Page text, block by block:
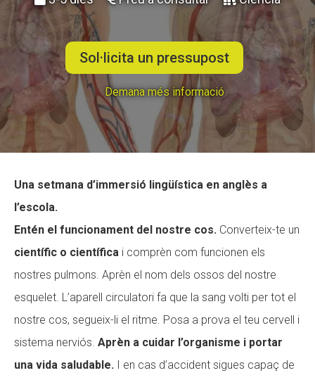
Sol·licita un pressupost
Demana més informació
Una setmana d’immersió lingüística en anglès a
l’escola.
Entén el funcionament del nostre cos. Converteix-te un
científic o científica i comprèn com funcionen els
nostres pulmons. Aprèn el nom dels ossos del nostre
esquelet. L’aparell circulatori fa que la sang volti per tot el
nostre cos, segueix-li el ritme. Posa a prova el teu cervell i
sistema nerviós. Aprèn a cuidar l’organisme i portar
una vida saludable. I en cas d’accident sigues capaç de
ACCIÓ SOCIAL I JOVES
ESPLAIS
CONEIX FUNDESPLAI
La Fundació